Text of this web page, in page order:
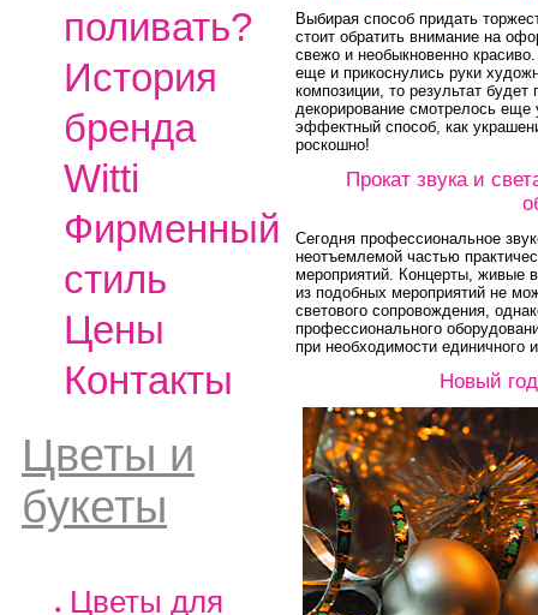
поливать?
История
бренда
Witti
Фирменный
стиль
Цены
Контакты
Цветы и
букеты
Цветы для
Выбирая способ придать
стоит обратить внимание на
свежо и необыкновенно
еще и прикоснулись руки
композиции, то результат
декорирование смотрелось еще
эффектный способ, как
роскошно!
Прокат звука и
Сегодня профессиональное
неотъемлемой частью
мероприятий. Концерты, живые
из подобных мероприятий не
светового сопровождения,
профессионального
при необходимости единичного
Новый